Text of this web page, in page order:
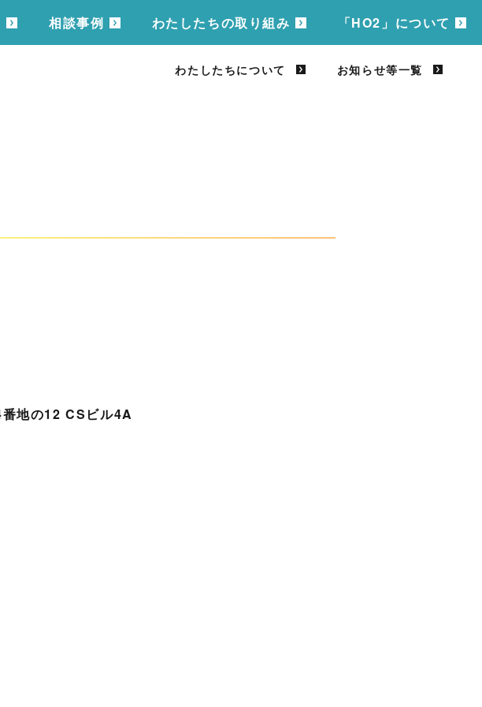
相談事例 わたしたちの取り組み 「HO2」について
わたしたちについて お知らせ等一覧
地の12 CSビル4A